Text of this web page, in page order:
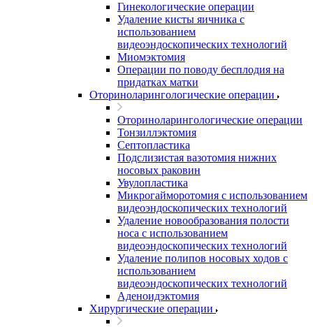
Гинекологические операции
Удаление кисты яичника с
использованием
видеоэндоскопических технологий
Миомэктомия
Операции по поводу бесплодия на
придатках матки
Оториноларингологические операции
Оториноларингологические операции
Тонзиллэктомия
Септопластика
Подслизистая вазотомия нижних
носовых раковин
Увулопластика
Микрогайморотомия с использованием
видеоэндоскопических технологий
Удаление новообразования полости
носа с использованием
видеоэндоскопических технологий
Удаление полипов носовых ходов с
использованием
видеоэндоскопических технологий
Аденоидэктомия
Хирургические операции